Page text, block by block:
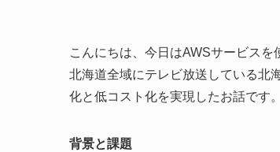
こんにちは、今日はAWSサービス
北海道全域にテレビ放送している北
化と低コスト化を実現したお話です。
背景と課題